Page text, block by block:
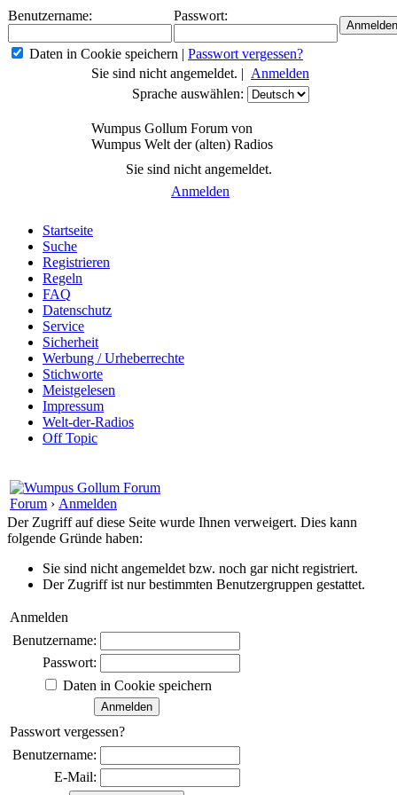
Benutzername: Passwort:
Daten in Cookie speichern | Passwort vergessen?
Sie sind nicht angemeldet. | Anmelden
Sprache auswählen:
Wumpus Gollum Forum von
Wumpus Welt der (alten) Radios
Sie sind nicht angemeldet.
Anmelden
Startseite
Suche
Registrieren
Regeln
FAQ
Datenschutz
Service
Sicherheit
Werbung / Urheberrechte
Stichworte
Meistgelesen
Impressum
Welt-der-Radios
Off Topic
Forum › Anmelden
Der Zugriff auf diese Seite wurde Ihnen verweigert. Dies kann
folgende Gründe haben:
Sie sind nicht angemeldet bzw. noch gar nicht registriert.
Der Zugriff ist nur bestimmten Benutzergruppen gestattet.
Anmelden
Benutzername:
Passwort:
Daten in Cookie speichern
Passwort vergessen?
Benutzername:
E-Mail: